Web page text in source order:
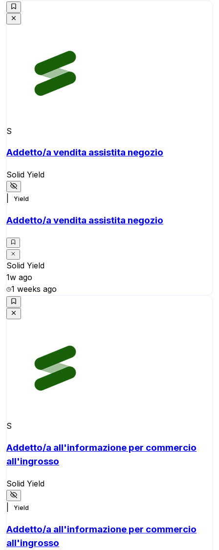
S
Addetto/a vendita assistita negozio
Solid Yield
Yield
Addetto/a vendita assistita negozio
Solid Yield
1w ago
1 weeks ago
S
Addetto/a all'informazione per commercio
all'ingrosso
Solid Yield
Yield
Addetto/a all'informazione per commercio
all'ingrosso